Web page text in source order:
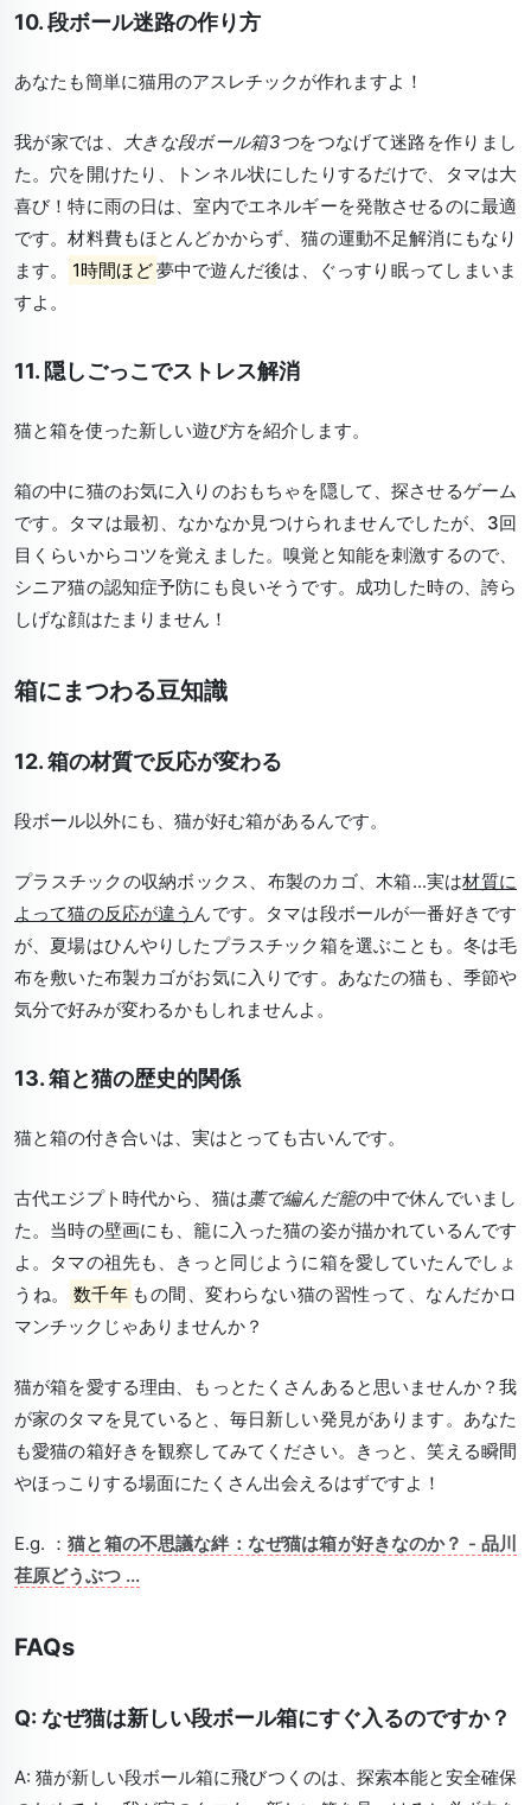
10. 段ボール迷路の作り方
あなたも簡単に猫用のアスレチックが作れますよ！
我が家では、 大きな段ボール箱3つをつなげて迷路を作りまし
た。穴を開けたり、トンネル状にしたりするだけで、タマは大
喜び！特に雨の日は、室内でエネルギーを発散させるのに最適
です。材料費もほとんどかからず、猫の運動不足解消にもなり
ます。
1時間ほど夢中で遊んだ後は、ぐっすり眠ってしまいま
すよ。
11. 隠しごっこでストレス解消
猫と箱を使った新しい遊び方を紹介します。
箱の中に猫のお気に入りのおもちゃを隠して、探させるゲーム
です。タマは最初、なかなか見つけられませんでしたが、 3回
目くらいからコツを覚え ました。嗅覚と知能を刺激するので、
シニア猫の認知症予防にも良いそうです。成功した時の、誇ら
しげな顔はたまりません！
箱にまつわる豆知識
12. 箱の材質で反応が変わる
段ボール以外にも、猫が好む箱があるんです。
プラスチックの収納ボックス、布製のカゴ、木箱...実は材質に
よって猫の反応が違う んです。タマは段ボールが一番好きです
が、夏場はひんやりしたプラスチック箱を選ぶことも。冬は毛
布を敷いた布製カゴがお気に入りです。あなたの猫も、季節や
気分で好みが変わるかもしれませんよ。
13. 箱と猫の歴史的関係
猫と箱の付き合いは、実はとっても古いんです。
古代エジプト時代から、猫は藁で編んだ籠の中で休んでいまし
た。当時の壁画にも、籠に入った猫の姿が描かれているんです
よ。タマの祖先も、きっと同じように箱を愛していたんでしょ
うね。
数千年 もの間、変わらない猫の習性って、なんだかロ
マンチックじゃありませんか？
猫が箱を愛する理由、もっとたくさんあると思いませんか？我
が家のタマを見ていると、毎日新しい発見があります。あなた
も愛猫の箱好きを観察してみてください。きっと、笑える瞬間
やほっこりする場面にたくさん出会えるはずですよ！
E.g. ：猫と箱の不思議な絆：なぜ猫は箱が好きなのか？ - 品川
荏原どうぶつ ...
FAQs
Q: なぜ猫は新しい段ボール箱にすぐ入るのですか？
A: 猫が新しい段ボール箱に飛びつくのは、 探索本能と安全確保